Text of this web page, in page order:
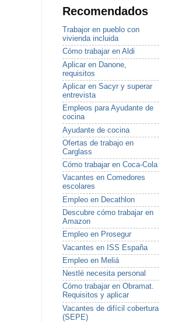
Recomendados
Trabajor en pueblo con
vivienda incluida
Cómo trabajar en Aldi
Aplicar en Danone,
requisitos
Aplicar en Sacyr y superar
entrevista
Empleos para Ayudante de
cocina
Ayudante de cocina
Ofertas de trabajo en
Carglass
Cómo trabajar en Coca-Cola
Vacantes en Comedores
escolares
Empleo en Decathlon
Descubre cómo trabajar en
Amazon
Empleo en Prosegur
Vacantes en ISS España
Empleo en Meliá
Nestlé necesita personal
Cómo trabajar en Obramat.
Requisitos y aplicar
Vacantes de difícil cobertura
(SEPE)